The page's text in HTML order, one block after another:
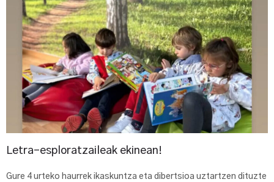
Letra-esploratzaileak ekinean!
Gure 4 urteko haurrek ikaskuntza eta dibertsioa uztartzen dituzte